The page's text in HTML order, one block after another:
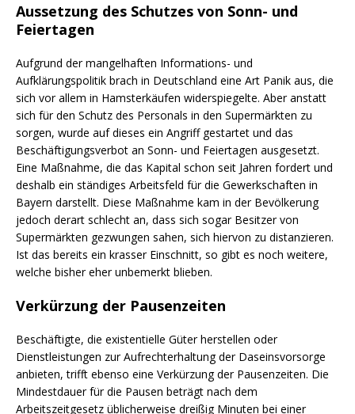
Aussetzung des Schutzes von Sonn- und
Feiertagen
Aufgrund der mangelhaften Informations- und
Aufklärungspolitik brach in Deutschland eine Art Panik aus, die
sich vor allem in Hamsterkäufen widerspiegelte. Aber anstatt
sich für den Schutz des Personals in den Supermärkten zu
sorgen, wurde auf dieses ein Angriff gestartet und das
Beschäftigungsverbot an Sonn- und Feiertagen ausgesetzt.
Eine Maßnahme, die das Kapital schon seit Jahren fordert und
deshalb ein ständiges Arbeitsfeld für die Gewerkschaften in
Bayern darstellt. Diese Maßnahme kam in der Bevölkerung
jedoch derart schlecht an, dass sich sogar Besitzer von
Supermärkten gezwungen sahen, sich hiervon zu distanzieren.
Ist das bereits ein krasser Einschnitt, so gibt es noch weitere,
welche bisher eher unbemerkt blieben.
Verkürzung der Pausenzeiten
Beschäftigte, die existentielle Güter herstellen oder
Dienstleistungen zur Aufrechterhaltung der Daseinsvorsorge
anbieten, trifft ebenso eine Verkürzung der Pausenzeiten. Die
Mindestdauer für die Pausen beträgt nach dem
Arbeitszeitgesetz üblicherweise dreißig Minuten bei einer